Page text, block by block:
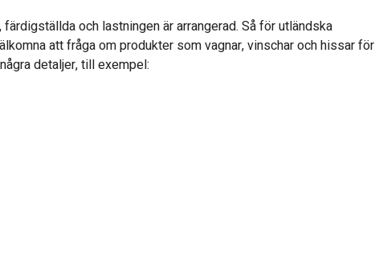
och lastningen är arrangerad. Så för utländska
att fråga om produkter som vagnar, vinschar och hissar för
detaljer, till exempel: